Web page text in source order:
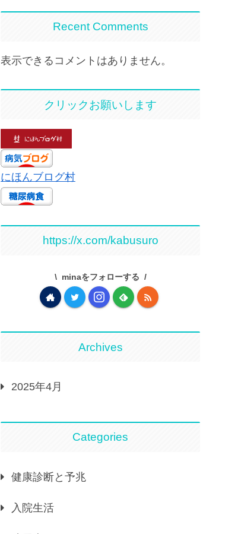
Recent Comments
表示できるコメントはありません。
クリックお願いします
にほんブログ村
https://x.com/kabusuro
minaをフォローする
Archives
2025年4月
Categories
健康診断と予兆
入院生活